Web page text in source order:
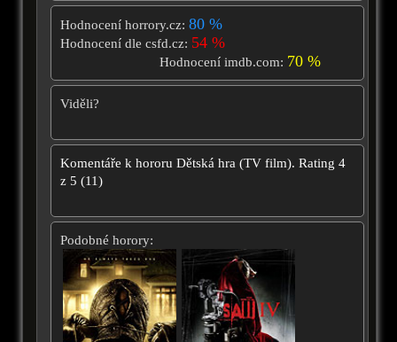
Hodnocení horrory.cz: 80 %
Hodnocení dle csfd.cz: 54 %
Hodnocení imdb.com: 70 %
Viděli?
Komentáře k hororu Dětská hra (TV film). Rating 4
z 5 (11)
Podobné horory: